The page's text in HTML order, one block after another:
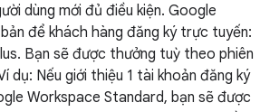
dùng mới đủ điều kiện. Google
để khách hàng đăng ký trực tuyến:
Bạn sẽ được thưởng tuỳ theo phiên
dụ: Nếu giới thiệu 1 tài khoản đăng ký
Workspace Standard, bạn sẽ được